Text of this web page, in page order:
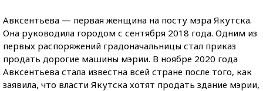
Авксентьева — первая женщина на посту мэра Якутска.
Она руководила городом с сентября 2018 года. Одним из
первых распоряжений градоначальницы стал приказ
продать дорогие машины мэрии. В ноябре 2020 года
Авксентьева стала известна всей стране после того, как
заявила, что власти Якутска хотят продать здание мэрии,